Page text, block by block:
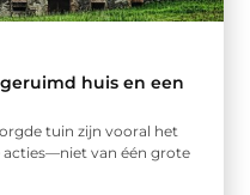
huis en een
tuin zijn vooral het
acties—niet van één grote